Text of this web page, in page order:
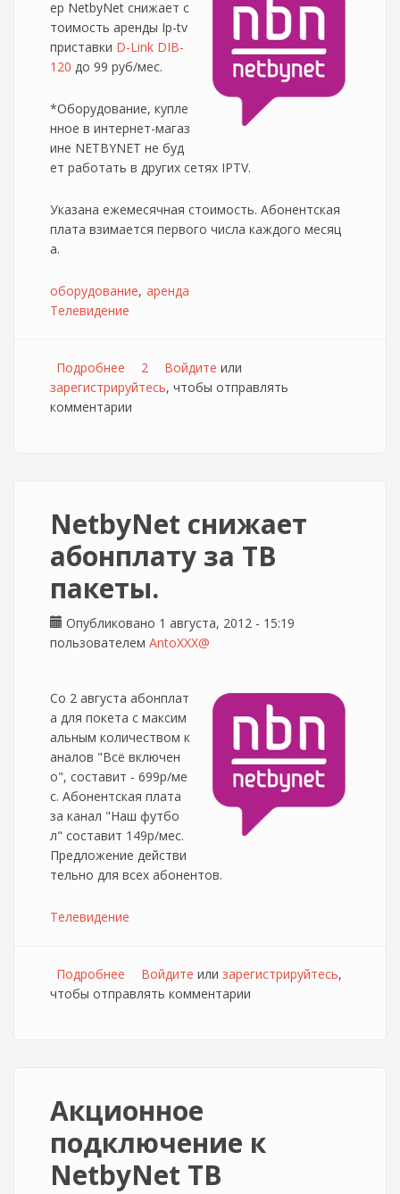
ер NetbyNet снижает с
тоимость аренды Ip-tv
приставки D-Link DIB-
120 до 99 руб/мес.
*Оборудование, купле
нное в интернет-магаз
ине NETBYNET не буд
ет работать в других сетях IPTV.
Указана ежемесячная стоимость. Абонентская
плата взимается первого числа каждого месяц
а.
оборудование аренда
Телевидение
Подробнее о Снижение стоимости аренды приставки
для NetbyNet ТВ
2 Войдите или
зарегистрируйтесь, чтобы отправлять
комментарии
NetbyNet снижает
абонплату за ТВ
пакеты.
Опубликовано 1 августа, 2012 - 15:19
пользователем AntoXXX@
Со 2 августа абонплат
а для покета с максим
альным количеством к
аналов "Всё включен
о", составит - 699р/ме
с. Абонентская плата
за канал "Наш футбо
л" составит 149р/мес.
Предложение действи
тельно для всех абонентов.
Телевидение
Подробнее о NetbyNet снижает абонплату за ТВ
пакеты.
Войдите или зарегистрируйтесь,
чтобы отправлять комментарии
Акционное
подключение к
NetbyNet ТВ